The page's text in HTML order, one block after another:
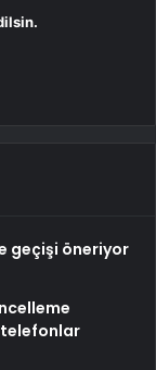
geçişi öneriyor